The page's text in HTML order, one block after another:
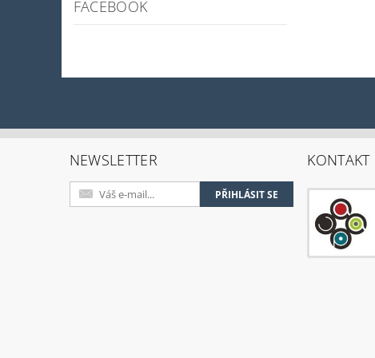
FACEBOOK
NEWSLETTER KONTAKT